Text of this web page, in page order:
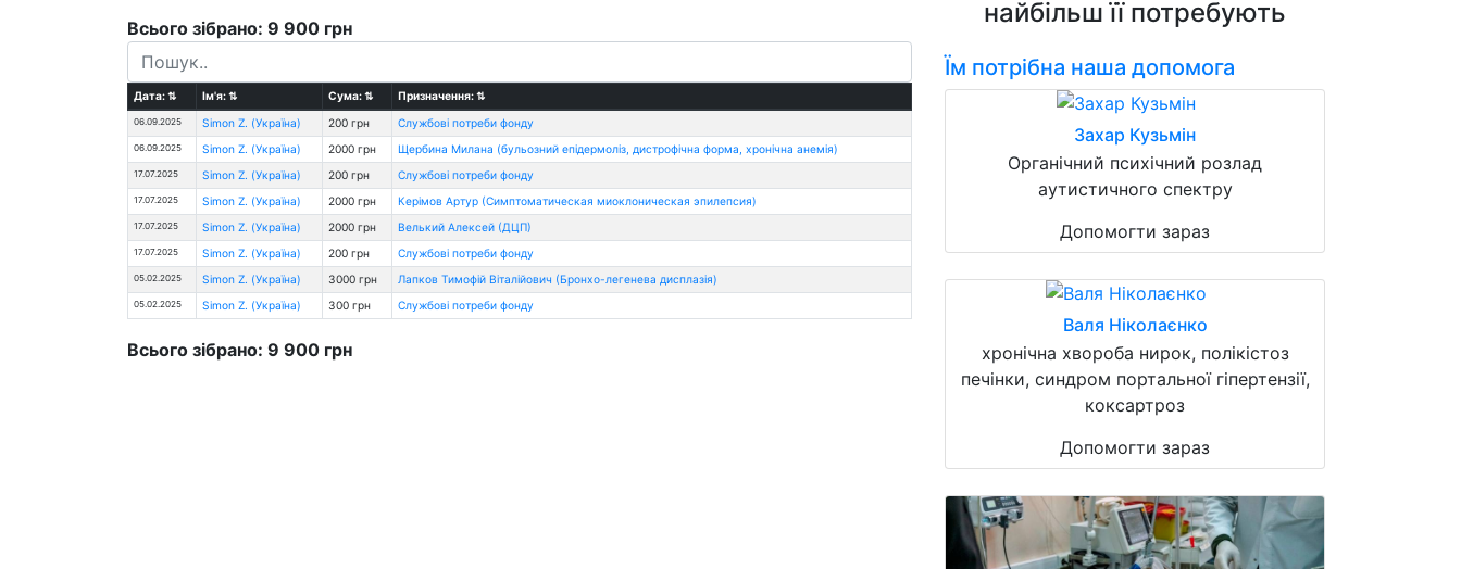
Всього зібрано: 9 900 грн
Дата:⇅ Ім'я:⇅ Сума:⇅ Призначення:⇅
06.09.2025 Simon Z. (Україна) 200 грн Службові потреби фонду
06.09.2025 Simon Z. (Україна) 2000 грн Щербина Милана (бульозний епідермоліз, дистрофічна форма, хронічна анемія)
17.07.2025 Simon Z. (Україна) 200 грн Службові потреби фонду
17.07.2025 Simon Z. (Україна) 2000 грн Керімов Артур (Симптоматическая миоклоническая эпилепсия)
17.07.2025 Simon Z. (Україна) 2000 грн Велький Алексей (ДЦП)
17.07.2025 Simon Z. (Україна) 200 грн Службові потреби фонду
05.02.2025 Simon Z. (Україна) 3000 грн Лапков Тимофій Віталійович (Бронхо-легенева дисплазія)
05.02.2025 Simon Z. (Україна) 300 грн Службові потреби фонду
Всього зібрано: 9 900 грн
найбільш її потребують
Їм потрібна наша допомога
Захар Кузьмін
Органічний психічний розлад
аутистичного спектру
Допомогти зараз
Валя Ніколаєнко
хронічна хвороба нирок, полікістоз
печінки, синдром портальної гіпертензії,
коксартроз
Допомогти зараз